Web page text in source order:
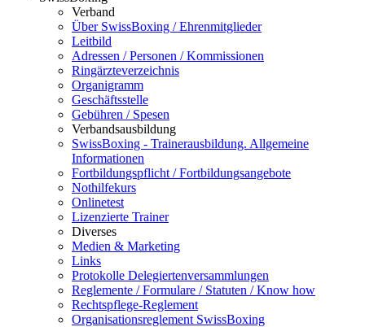
Verband
Über SwissBoxing / Ehrenmitglieder
Leitbild
Adressen / Personen / Kommissionen
Ringärzteverzeichnis
Organigramm
Geschäftsstelle
Gebühren / Spesen
Verbandsausbildung
SwissBoxing - Trainerausbildung. Allgemeine
Informationen
Fortbildungspflicht / Fortbildungsangebote
Nothilfekurs
Onlinetest
Lizenzierte Trainer
Diverses
Medien & Marketing
Links
Protokolle Delegiertenversammlungen
Reglemente / Formulare / Statuten / Know how
Rechtspflege-Reglement
Organisationsreglement SwissBoxing